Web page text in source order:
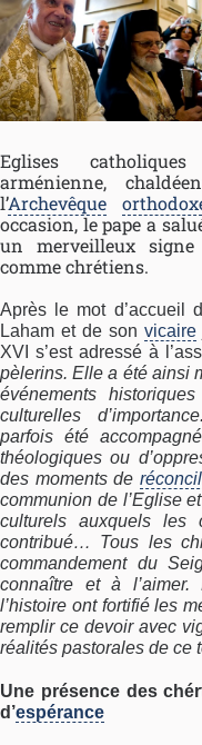
Eglises
arménienne,
l’Archevêque
occasion, le pape a
un merveilleux signe
comme chrétiens.
Après le mot d’accueil
Laham et de son vicaire
XVI s’est adressé à
pèlerins. Elle a été ainsi
événements
culturelles
parfois été
théologiques ou
des moments de
communion de l’Eglise
culturels auxquels les
contribué… Tous les
commandement du
connaître et à
l’histoire ont fortifié les
remplir ce devoir avec
réalités pastorales de ce
Une présence des
d’espérance